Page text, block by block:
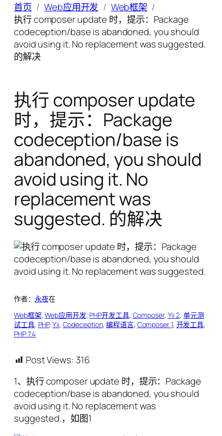
首页 Web应用开发
Web框架
执行 composer update 时，提示：Package
codeception/base is abandoned, you should
avoid using it. No replacement was suggested.
的解决
执行 composer update
时，提示：Package
codeception/base is
abandoned, you should
avoid using it. No
replacement was
suggested. 的解决
作者： 永夜在
Web框架, Web应用开发, PHP开发工具, Composer, Yii 2, 单元测
试工具, PHP, Yii, Codeception, 编程语言, Composer 1, 开发工具
PHP 7.4
Post Views: 316
1、执行 composer update 时，提示：Package
codeception/base is abandoned, you should
avoid using it. No replacement was
suggested.，如图1